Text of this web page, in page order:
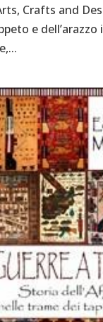
Crafts and
e dell’arazzo